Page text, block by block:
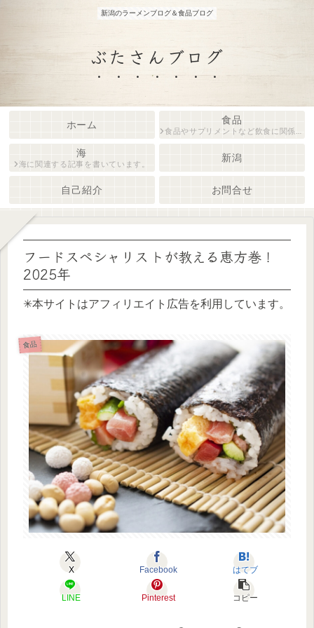
新潟のラーメンブログ＆食品ブログ
ぶたさんブログ
ホーム 食品
食品やサプリメントなど飲食に関係する内容をフードスペシャリストがご紹介します。
海
海に関連する記事を書いています。
新潟
自己紹介 お問合せ
フードスペシャリストが教える恵方巻！
2025年
✳︎本サイトはアフィリエイト広告を利用しています。
食品
X Facebook はてブ
LINE Pinterest コピー